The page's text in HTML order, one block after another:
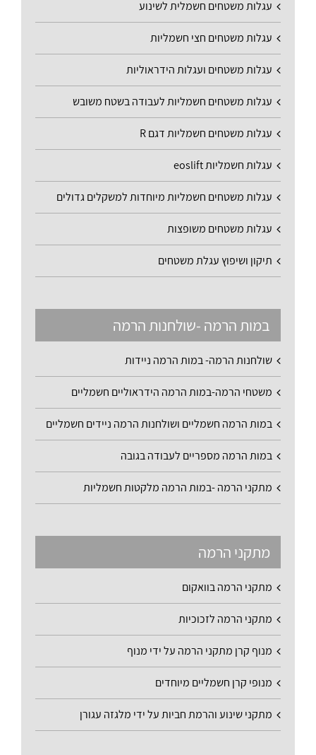
עגלות משטחים חשמלית לשינוע
עגלות משטחים חצי חשמליות
עגלות משטחים ועגלות הידראוליות
עגלות משטחים חשמליות לעבודה בשטח משובש
עגלות משטחים חשמליות דגם R
עגלות חשמליות eoslift
עגלות משטחים חשמליות מיוחדות למשקלים גדולים
עגלות משטחים משופצות
תיקון ושיפוץ עגלת משטחים
במות הרמה -שולחנות הרמה
שולחנות הרמה- במות הרמה ניידות
משטחי הרמה-במות הרמה הידראוליים חשמליים
במות הרמה חשמליים ושולחנות הרמה ניידים חשמליים
במות הרמה מספריים לעבודה בגובה
מתקני הרמה -במות הרמה מלקטות חשמליות
מתקני הרמה
מתקני הרמה בוואקום
מתקני הרמה לזכוכיות
מנוף קרן מתקני הרמה על ידי מנוף
מנופי קרן חשמליים מיוחדים
מתקני שינוע והרמת חביות על ידי מלגזה עגורן